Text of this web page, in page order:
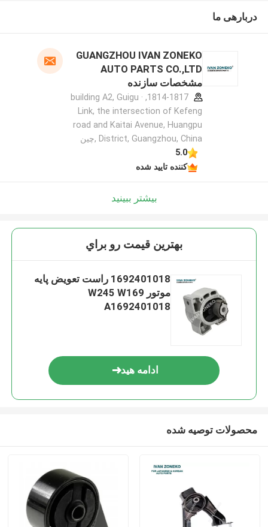
دربارهی ما
GUANGZHOU IVAN ZONEKO
AUTO PARTS CO.,LTD
مشخصات سازنده
1814-1817, building A2, Guigu ·
Link, the intersection of Kefeng
road and Kaitai Avenue, Huangpu
District, Guangzhou, China ,چین
5.0
کننده تایید شده
بیشتر ببینید
بهترين قيمت رو براي
1692401018 راست تعویض پایه
موتور W245 W169
A1692401018
ادامه هید
محصولات توصیه شده